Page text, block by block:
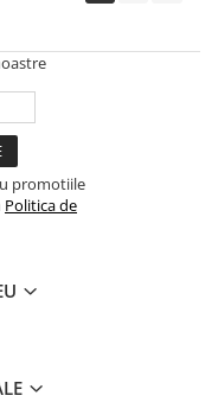
promotiile
Politica de